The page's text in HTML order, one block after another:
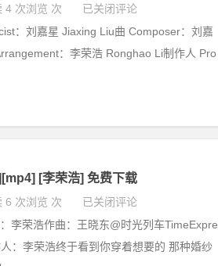
4 次浏览 次 已关闭评论
：刘嘉星 Jiaxing Liu曲 Composer：刘嘉
：李荣浩 Ronghao Li制作人 Pro
[李荣浩] 免费下载
6 次浏览 次 已关闭评论
李荣浩作曲：王晓东@时光列车TimeExpre
：李荣浩终于看到你穿着想要的 那种婚纱